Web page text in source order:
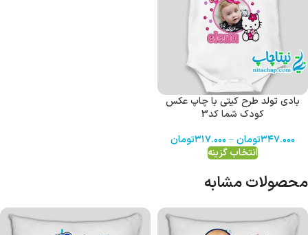
بادی تولد طرح کیتی با چاپ عکس
کودک شما کد3
۳۴۷.۰۰۰تومان–۳۱۷.۰۰۰تومان
انتخاب گزینه
محصولات مشابه